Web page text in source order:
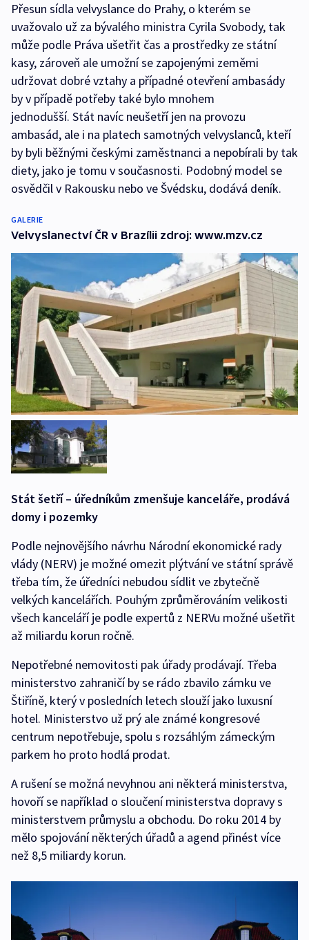
Přesun sídla velvyslance do Prahy, o kterém se
uvažovalo už za bývalého ministra Cyrila Svobody, tak
může podle Práva ušetřit čas a prostředky ze státní
kasy, zároveň ale umožní se zapojenými zeměmi
udržovat dobré vztahy a případné otevření ambasády
by v případě potřeby také bylo mnohem
jednodušší. Stát navíc neušetří jen na provozu
ambasád, ale i na platech samotných velvyslanců, kteří
by byli běžnými českými zaměstnanci a nepobírali by tak
diety, jako je tomu v současnosti. Podobný model se
osvědčil v Rakousku nebo ve Švédsku, dodává deník.
GALERIE
Velvyslanectví ČR v Brazílii zdroj: www.mzv.cz
Stát šetří – úředníkům zmenšuje kanceláře, prodává
domy i pozemky
Podle nejnovějšího návrhu Národní ekonomické rady
vlády (NERV) je možné omezit plýtvání ve státní správě
třeba tím, že úředníci nebudou sídlit ve zbytečně
velkých kancelářích. Pouhým zprůměrováním velikosti
všech kanceláří je podle expertů z NERVu možné ušetřit
až miliardu korun ročně.
Nepotřebné nemovitosti pak úřady prodávají. Třeba
ministerstvo zahraničí by se rádo zbavilo zámku ve
Štiříně, který v posledních letech slouží jako luxusní
hotel. Ministerstvo už prý ale známé kongresové
centrum nepotřebuje, spolu s rozsáhlým zámeckým
parkem ho proto hodlá prodat.
A rušení se možná nevyhnou ani některá ministerstva,
hovoří se například o sloučení ministerstva dopravy s
ministerstvem průmyslu a obchodu. Do roku 2014 by
mělo spojování některých úřadů a agend přinést více
než 8,5 miliardy korun.